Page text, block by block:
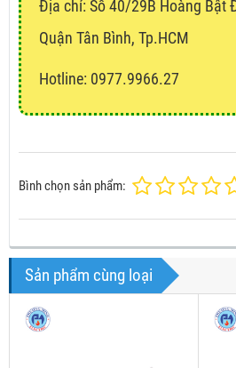
Địa chỉ: Số 40/29B Hoàng Bật
Quận Tân Bình, Tp.HCM
Hotline: 0977.9966.27
Bình chọn sản phẩm:
Sản phẩm cùng loại